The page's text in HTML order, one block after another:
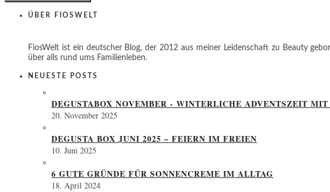
ÜBER FIOSWELT
FiosWelt ist ein deutscher Blog, der 2012 aus meiner Leidenschaft zu Beauty
über alls rund ums Familienleben.
NEUESTE POSTS
DEGUSTABOX NOVEMBER - WINTERLICHE ADVENTSZEIT
20. November 2025
DEGUSTA BOX JUNI 2025 – FEIERN IM FREIEN
10. Juni 2025
6 GUTE GRÜNDE FÜR SONNENCREME IM ALLTAG
18. April 2024